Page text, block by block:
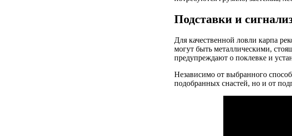
Подставки и
Для качественной ловли карпа
могут быть металлическими,
предупреждают о поклевке и
Независимо от выбранного
подобранных снастей, но и от